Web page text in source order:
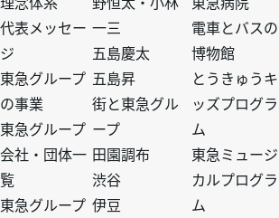
ー
ト
ッ
プ
代表メッセー
ジ
東急グループ
の事業
東急グループ
会社・団体一
覧
東急グループ
ー
ト
ッ
プ
一三
五島慶太
五島昇
街と東急グル
ープ
田園調布
渋谷
伊豆
ー
ト
ッ
プ
電車とバスの
博物館
とうきゅうキ
ッズプログラ
ム
東急ミュージ
カルプログラ
ム